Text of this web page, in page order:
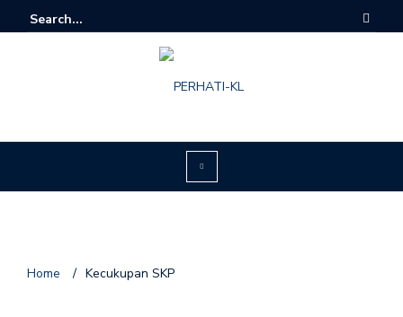
Home / Kecukupan SKP